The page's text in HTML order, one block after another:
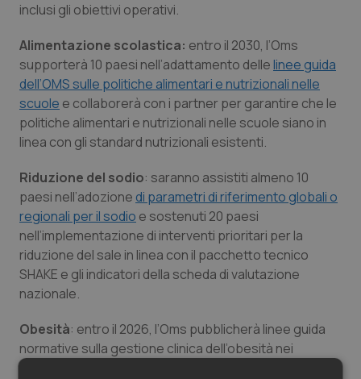
Vaccini
inclusi gli obiettivi operativi.
Alimentazione scolastica: entro il 2030, l’Oms
supporterà 10 paesi nell’adattamento dellelinee guida
dell’OMS sulle politiche alimentari e nutrizionali nelle
scuole e collaborerà con i partner per garantire che le
politiche alimentari e nutrizionali nelle scuole siano in
linea con gli standard nutrizionali esistenti.
Riduzione del sodio: saranno assistiti almeno 10
paesi nell’adozione di parametri di riferimento globali o
regionali per il sodio e sostenuti 20 paesi
nell’implementazione di interventi prioritari per la
riduzione del sale in linea con il pacchetto tecnico
SHAKE e gli indicatori della scheda di valutazione
nazionale.
Obesità: entro il 2026, l’Oms pubblicherà linee guida
normative sulla gestione clinica dell’obesità nei
bambini, negli adolescenti e negli adulti e sosterrà 34